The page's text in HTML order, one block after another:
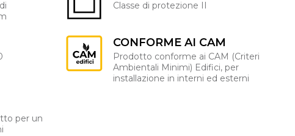
Classe di protezione II
CONFORME AI CAM
Prodotto conforme ai CAM (Criteri
Ambientali Minimi) Edifici, per
installazione in interni ed esterni
per un